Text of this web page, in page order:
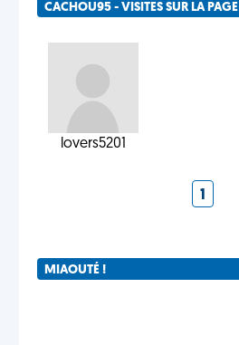
CACHOU95 - VISITES SUR LA PAGE
lovers5201
1
MIAOUTÉ !